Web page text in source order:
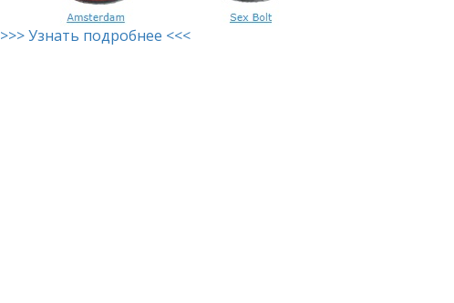
>>> Узнать подробнее <<<